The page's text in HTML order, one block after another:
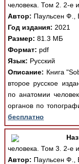
человека. Том 2. 2-е
Автор: Паульсен Ф.,
Год издания: 2021
Размер: 81.3 МБ
Формат: pdf
Язык: Русский
Описание: Книга
второе русское
по анатомии
органов по
бесплатно
человека. Том 3. 2-е
Автор: Паульсен Ф.,